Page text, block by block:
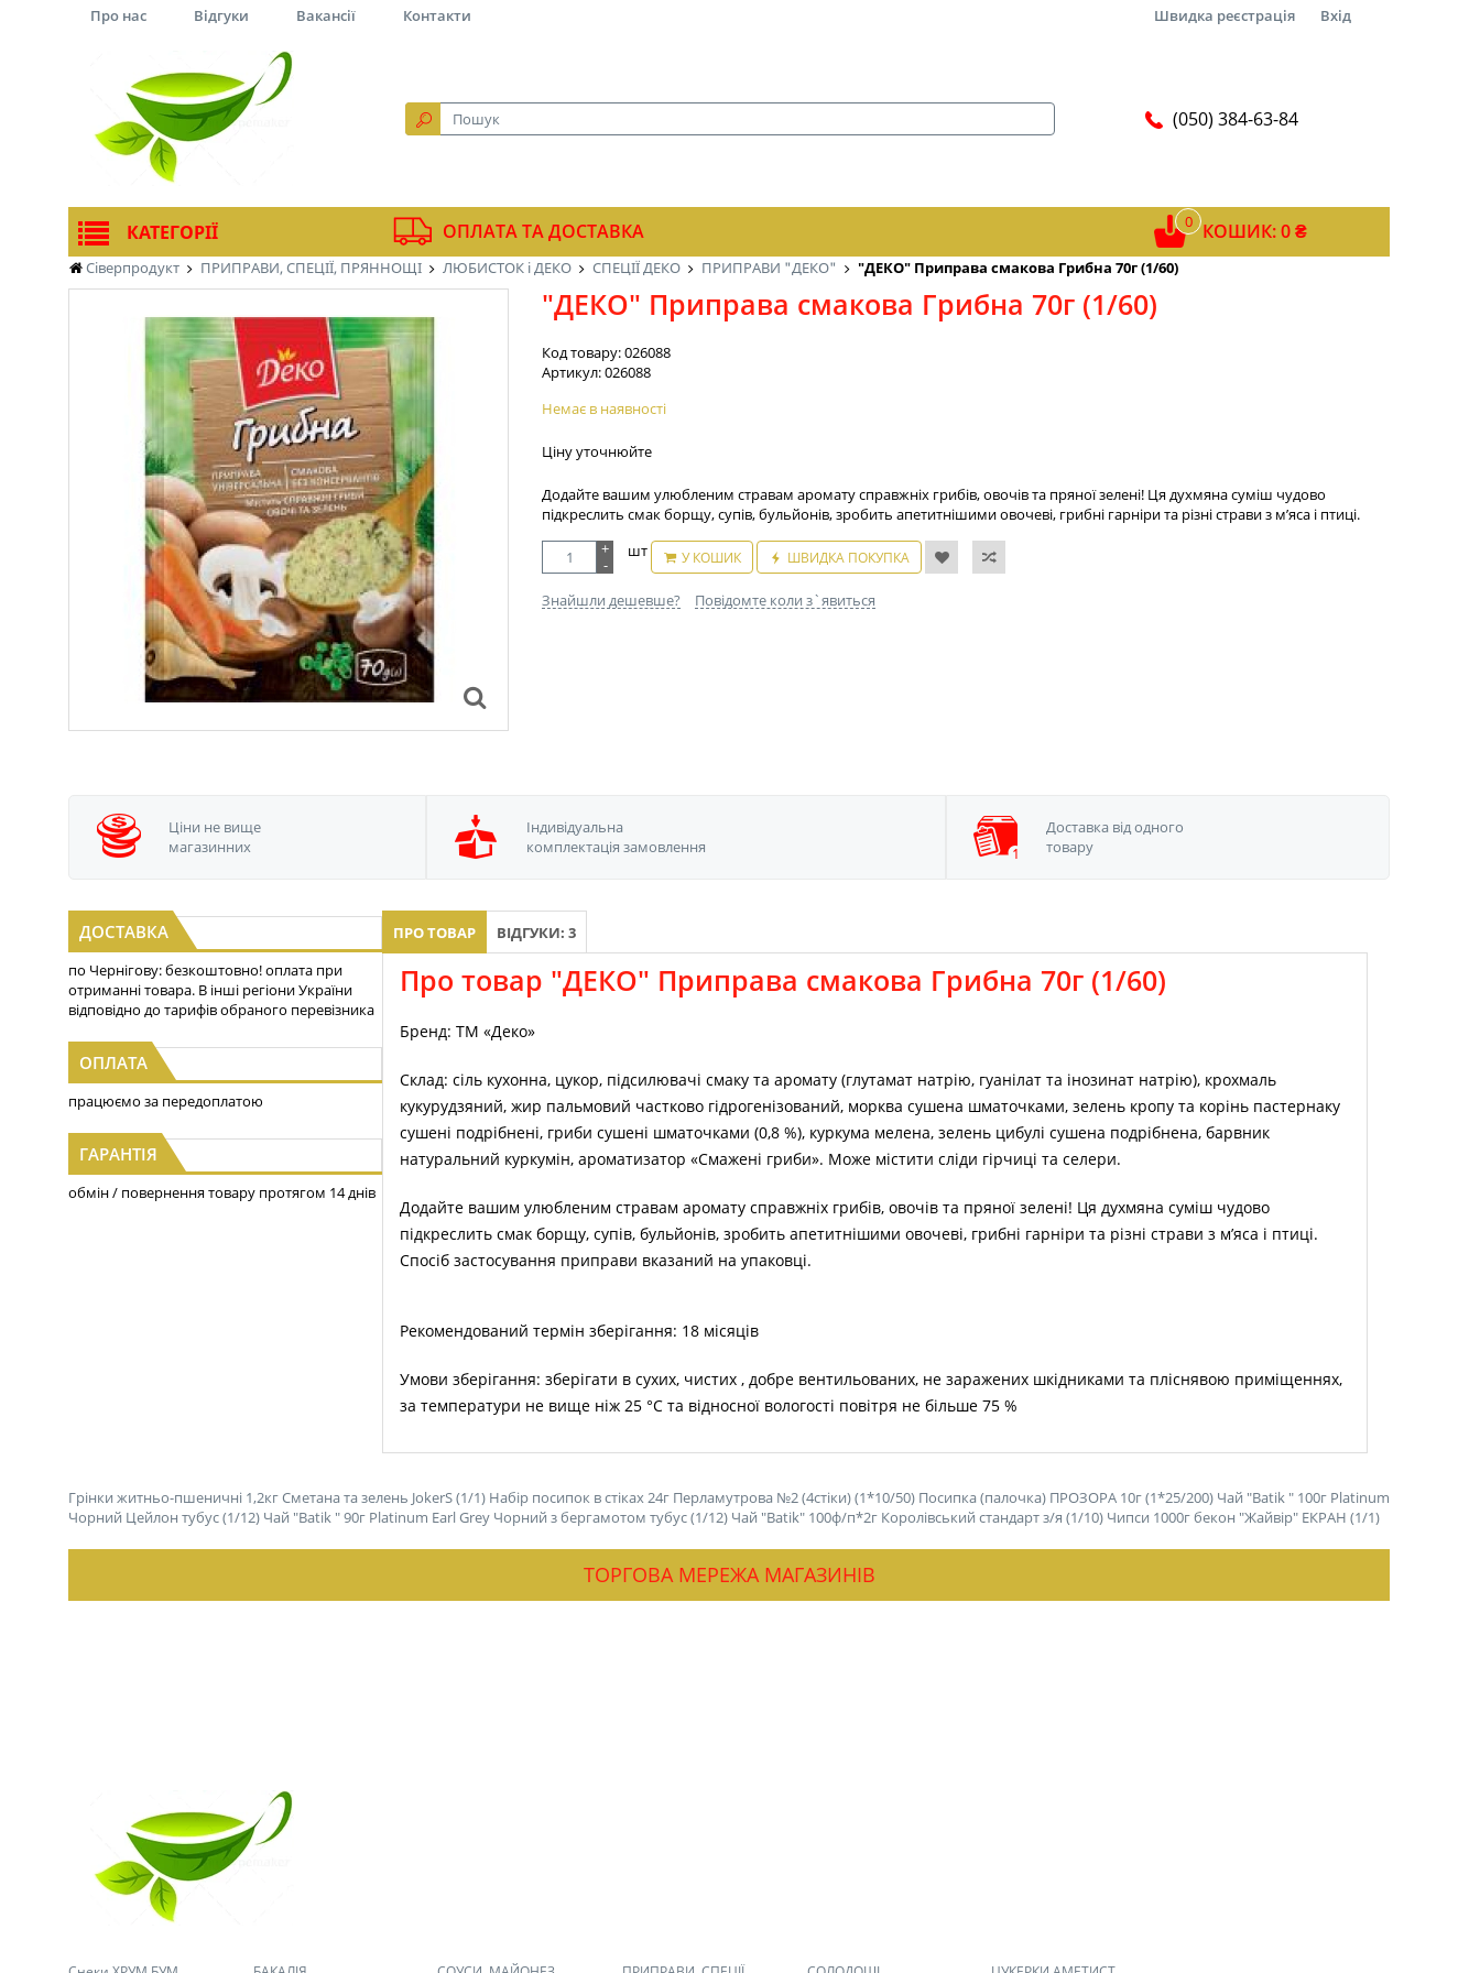
Сіверпродукт ПРИПРАВИ, СПЕЦІЇ, ПРЯННОЩІ ЛЮБИСТОК і ДЕКО СПЕЦІЇ ДЕКО ПРИПРАВИ "ДЕКО" "ДЕКО" Приправа смакова Грибна 70г (1/60)
"ДЕКО" Приправа смакова Грибна 70г (1/60)
Код товару:026088
Артикул:026088
Немає в наявності
Ціну уточнюйте
Додайте вашим улюбленим стравам аромату справжніх грибів, овочів та пряної зелені! Ця духмяна суміш чудово
підкреслить смак борщу, супів, бульйонів, зробить апетитнішими овочеві, грибні гарніри та різні страви з м’яса і птиці.
+
-
шт У КОШИК ШВИДКА ПОКУПКА
Знайшли дешевше? Повідомте коли з`явиться
Ціни не вище
магазинних
Iндивідуальна
комплектація замовлення
Доставка від одного
товару
ДОСТАВКА
по Чернігову: безкоштовно! оплата при
отриманні товара. В інші регіони України
відповідно до тарифів обраного перевізника
ОПЛАТА
працюємо за передоплатою
ГАРАНТІЯ
обмін / повернення товару протягом 14 днів
ПРО ТОВАР ВІДГУКИ: 3
Про товар "ДЕКО" Приправа смакова Грибна 70г (1/60)
Бренд: ТМ «Деко»
Склад: сіль кухонна, цукор, підсилювачі смаку та аромату (глутамат натрію, гуанілат та інозинат натрію), крохмаль
кукурудзяний, жир пальмовий частково гідрогенізований, морква сушена шматочками, зелень кропу та корінь пастернаку
сушені подрібнені, гриби сушені шматочками (0,8 %), куркума мелена, зелень цибулі сушена подрібнена, барвник
натуральний куркумін, ароматизатор «Смажені гриби». Може містити сліди гірчиці та селери.
Додайте вашим улюбленим стравам аромату справжніх грибів, овочів та пряної зелені! Ця духмяна суміш чудово
підкреслить смак борщу, супів, бульйонів, зробить апетитнішими овочеві, грибні гарніри та різні страви з м’яса і птиці.
Спосіб застосування приправи вказаний на упаковці.
Рекомендований термін зберігання: 18 місяців
Умови зберігання: зберігати в сухих, чистих , добре вентильованих, не заражених шкідниками та пліснявою приміщеннях,
за температури не вище ніж 25 °С та відносної вологості повітря не більше 75 %
Грінки житньо-пшеничні 1,2кг Сметана та зелень JokerS (1/1) Набір посипок в стіках 24г Перламутрова №2 (4стіки) (1*10/50) Посипка (палочка) ПРОЗОРА 10г (1*25/200) Чай "Batik " 100г Platinum
Чорний Цейлон тубус (1/12) Чай "Batik " 90г Platinum Earl Grey Чорний з бергамотом тубус (1/12) Чай "Batik" 100ф/п*2г Королівський стандарт з/я (1/10) Чипси 1000г бекон "Жайвір" ЕКРАН (1/1)
Про нас Відгуки Вакансії Контакти Швидка реєстрація Вхід
(050) 384-63-84
КАТЕГОРІЇ ОПЛАТА ТА ДОСТАВКА 0 КОШИК: 0 ₴
ТОРГОВА МЕРЕЖА МАГАЗИНІВ